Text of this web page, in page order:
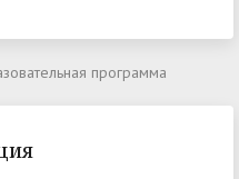
программа